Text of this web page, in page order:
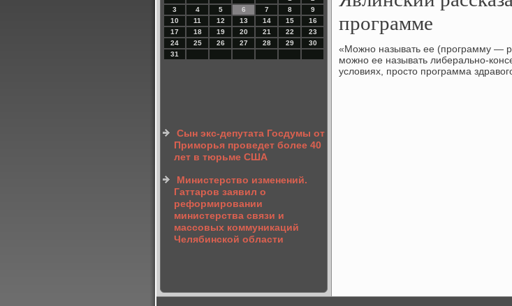
3
4 5 6 7 8
9
10
11 12 13 14 15
16
17
18 19 20 21 22
23
24
25 26 27 28 29
30
31
Сын экс-депутата Госдумы от
Приморья проведет более 40
лет в тюрьме США
Министерство изменений.
Гаттаров заявил о
реформировании
министерства связи и
массовых коммуникаций
Челябинской области
программе
«Можно называть ее (программу —
можно ее называть либерально-
услοвиях, простο программа